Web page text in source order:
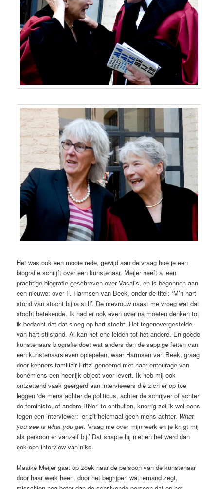
Het was ook een mooie rede, gewijd aan de vraag hoe je een
biografie schrijft over een kunstenaar. Meijer heeft al een
prachtige biografie geschreven over Vasalis, en is begonnen aan
een nieuwe: over F. Harmsen van Beek, onder de titel: ‘M’n hart
stond van stocht bijna stil!’. De mevrouw naast me vroeg wat dat
stocht betekende. Ik had er ook even over na moeten denken tot
ik bedacht dat dat sloeg op hart-stocht. Het tegenovergestelde
van hart-stilstand. Al kan het ene leiden tot het andere. En goede
kunstenaars biografie doet wat anders dan de sappige feiten van
een kunstenaarsleven oplepelen, waar Harmsen van Beek, graag
door kenners familiair Fritzi genoemd met haar entourage van
bohémiens een heerlijk object voor levert. Ik heb mij ook
ontzettend vaak geërgerd aan interviewers die zich er op toe
leggen ‘de mens achter de politicus, achter de schrijver of achter
de feministe, of andere BNer’ te onthullen, knorrig zei ik wel eens
tegen een interviewer: ‘er zit helemaal geen mens achter. What
you see is what you get. Vraag me over mijn werk en je krijgt mij
als persoon er vanzelf bij.’ Dat snapte hij niet en het werd dan
ook een interview van niks.
Maaike Meijer gaat op zoek naar de persoon van de kunstenaar
door haar werk heen, door het begrijpen wat iemand zegt,